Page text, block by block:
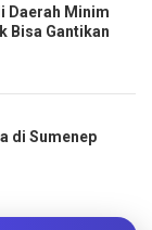
Daerah Minim
Bisa Gantikan
di Sumenep